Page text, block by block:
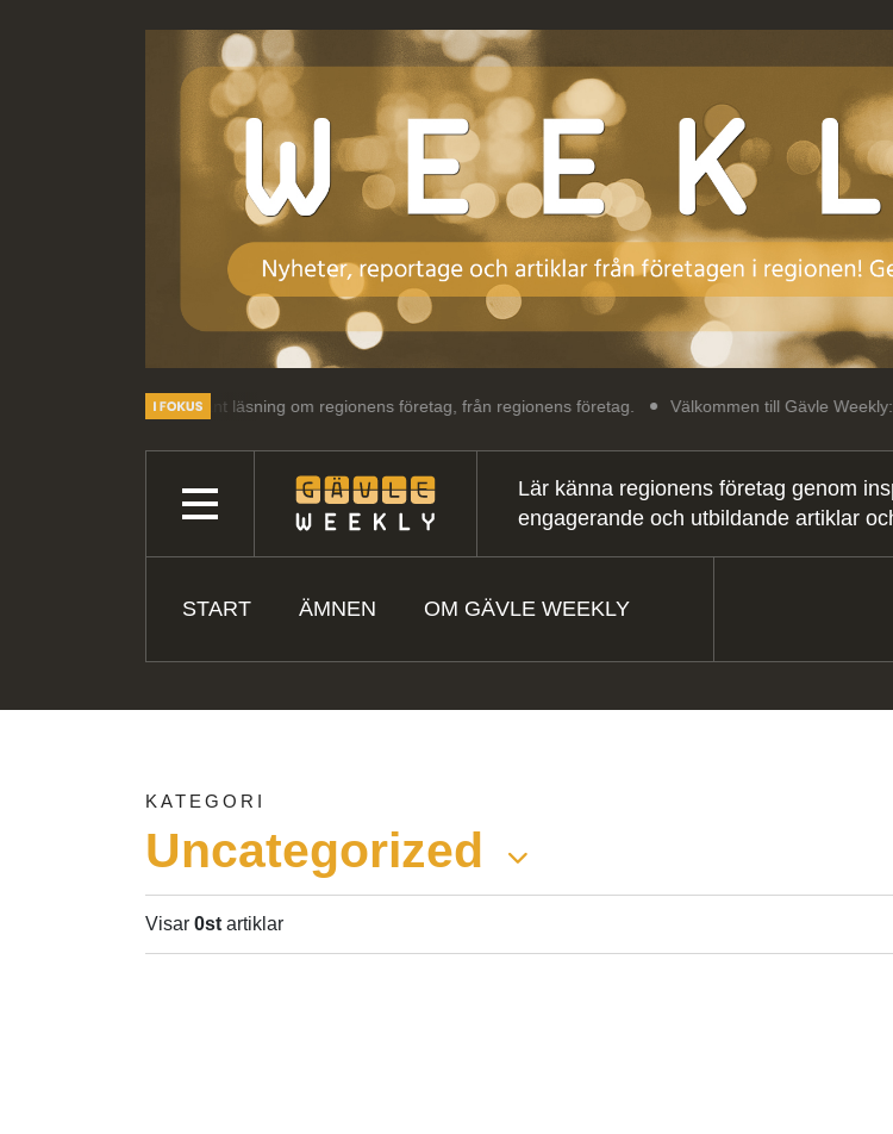
och intressant läsning om regionens företag, från regionens företag. Välkommen till Gävle Weekly:
Lär känna regionens företag genom
engagerande och utbildande artiklar
START ÄMNEN OM GÄVLE WEEKLY
KATEGORI
Uncategorized
Visar 0st artiklar